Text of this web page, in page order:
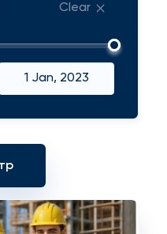
Clear
1 Jan, 2023